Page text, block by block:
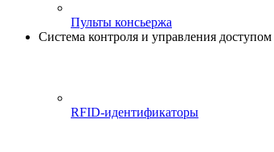
Пульты консьержа
Система контроля и управления доступом
RFID-идентификаторы